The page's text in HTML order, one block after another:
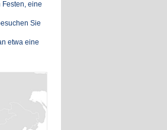
eine
Sie
etwa eine